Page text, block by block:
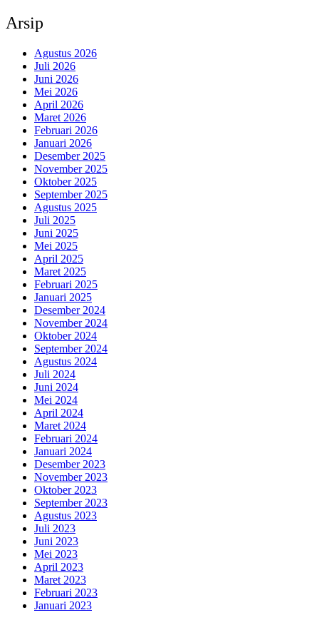
Arsip
Agustus 2026
Juli 2026
Juni 2026
Mei 2026
April 2026
Maret 2026
Februari 2026
Januari 2026
Desember 2025
November 2025
Oktober 2025
September 2025
Agustus 2025
Juli 2025
Juni 2025
Mei 2025
April 2025
Maret 2025
Februari 2025
Januari 2025
Desember 2024
November 2024
Oktober 2024
September 2024
Agustus 2024
Juli 2024
Juni 2024
Mei 2024
April 2024
Maret 2024
Februari 2024
Januari 2024
Desember 2023
November 2023
Oktober 2023
September 2023
Agustus 2023
Juli 2023
Juni 2023
Mei 2023
April 2023
Maret 2023
Februari 2023
Januari 2023